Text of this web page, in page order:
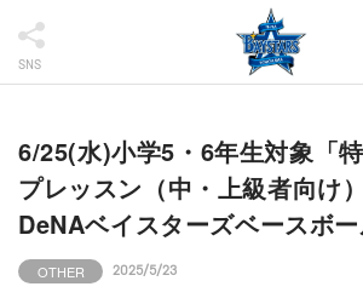
SNS
6/25(水)小学5・6年生対象「
プレッスン（中・上級者向け
DeNAベイスターズベースボ
OTHER 2025/5/23